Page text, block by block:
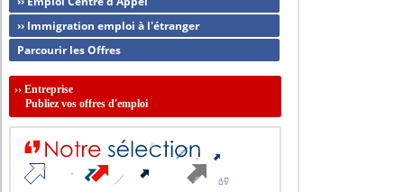
›› Immigration emploi à l'étranger
Parcourir les Offres
››Entreprise
Publiez vos offres d'emploi